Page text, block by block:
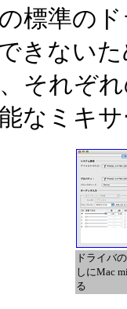
標準の
きない
それぞ
なミキ
ドライバ
しにMac
る